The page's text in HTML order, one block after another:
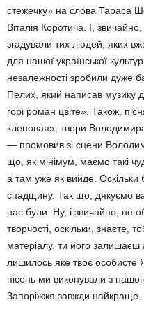
стежечку» на слова Тараса
Віталія Коротича. І,
згадували тих людей, яких
для нашої української
незалежності зробили дуже
Пелих, який написав музику
горі роман цвіте». Також,
кленовая», твори
— промовив зі сцени
що, як мінімум, маємо такі
а там уже як вийде. Оскільки
спадщину. Так що, дякуємо
нас були. Ну, і звичайно, не
творчості, оскільки, знаєте,
матеріалу, ти його залишаєш
лишилось яке твоє особисте
пісень ми виконували з
Запоріжжя завжди найкраще.